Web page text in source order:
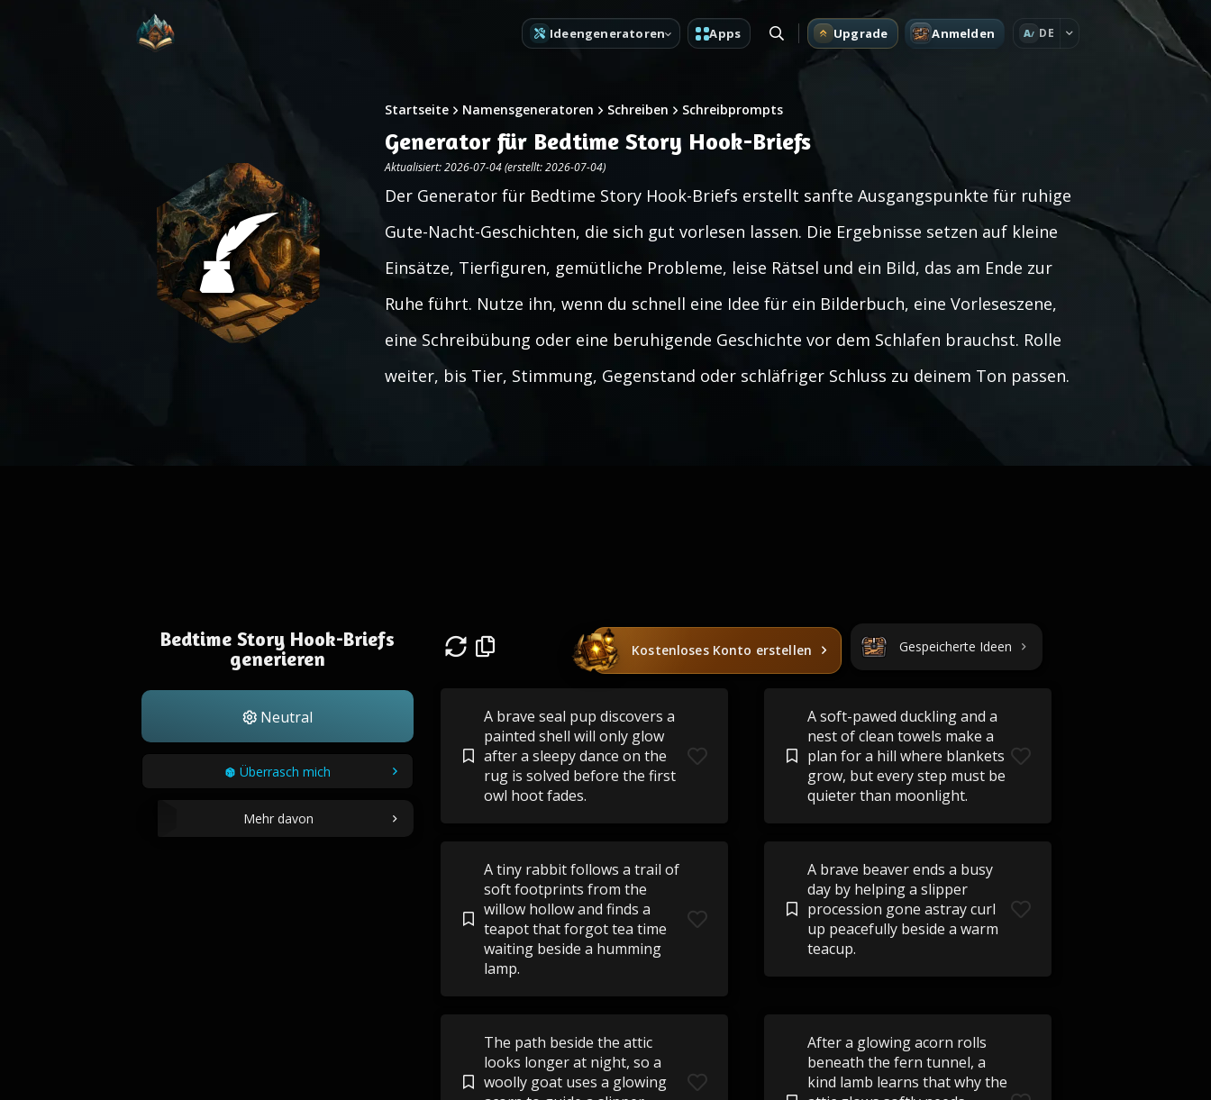
Ideengeneratoren Apps Upgrade Anmelden A DE
Startseite Namensgeneratoren Schreiben Schreibprompts
Generator für Bedtime Story Hook-Briefs
Aktualisiert: 2026-07-04 (erstellt: 2026-07-04)
Der Generator für Bedtime Story Hook-Briefs erstellt sanfte Ausgangspunkte für ruhige
Gute-Nacht-Geschichten, die sich gut vorlesen lassen. Die Ergebnisse setzen auf kleine
Einsätze, Tierfiguren, gemütliche Probleme, leise Rätsel und ein Bild, das am Ende zur
Ruhe führt. Nutze ihn, wenn du schnell eine Idee für ein Bilderbuch, eine Vorleseszene,
eine Schreibübung oder eine beruhigende Geschichte vor dem Schlafen brauchst. Rolle
weiter, bis Tier, Stimmung, Gegenstand oder schläfriger Schluss zu deinem Ton passen.
Bedtime Story Hook-Briefs
generieren
Neutral
Überrasch mich
Mehr davon
Kostenloses Konto erstellen Gespeicherte Ideen
A brave seal pup discovers a
painted shell will only glow
after a sleepy dance on the
rug is solved before the first
owl hoot fades.
A soft-pawed duckling and a
nest of clean towels make a
plan for a hill where blankets
grow, but every step must be
quieter than moonlight.
A tiny rabbit follows a trail of
soft footprints from the
willow hollow and finds a
teapot that forgot tea time
waiting beside a humming
lamp.
A brave beaver ends a busy
day by helping a slipper
procession gone astray curl
up peacefully beside a warm
teacup.
The path beside the attic
looks longer at night, so a
woolly goat uses a glowing
After a glowing acorn rolls
beneath the fern tunnel, a
kind lamb learns that why the